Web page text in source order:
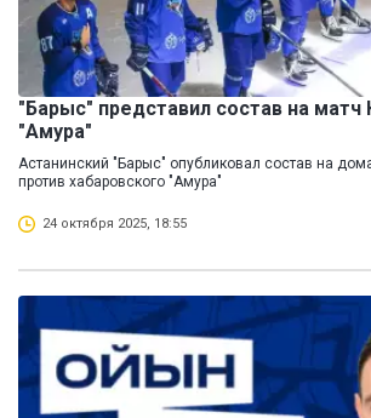
"Барыс" представил состав на матч
"Амура"
Астанинский "Барыс" опубликовал состав на
против хабаровского "Амура"
24 октября 2025, 18:55